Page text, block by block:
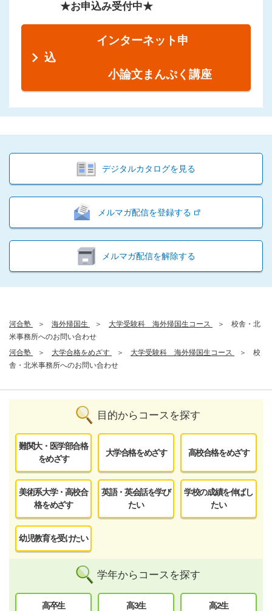
★お申込み受付中★
インターネット申
込
小論文まんぷく講座
デジタルカタログを見る
メルマガ配信を登録する
メルマガ配信を解除する
河合塾 海外帰国生 大学受験科 海外帰国生コース
校舎・北
米事務所へのお問い合わせ
河合塾
大学合格をめざす 大学受験科 海外帰国生コース
校
舎・北米事務所へのお問い合わせ
目的からコースを探す
難関大・医学部合格
をめざす
大学合格をめざす 高校合格をめざす
美術系大学・高校合
格をめざす
英語・英会話を学び
たい
学校の成績を伸ばし
たい
幼児教育を受けたい
学年からコースを探す
高卒生 高3生 高2生